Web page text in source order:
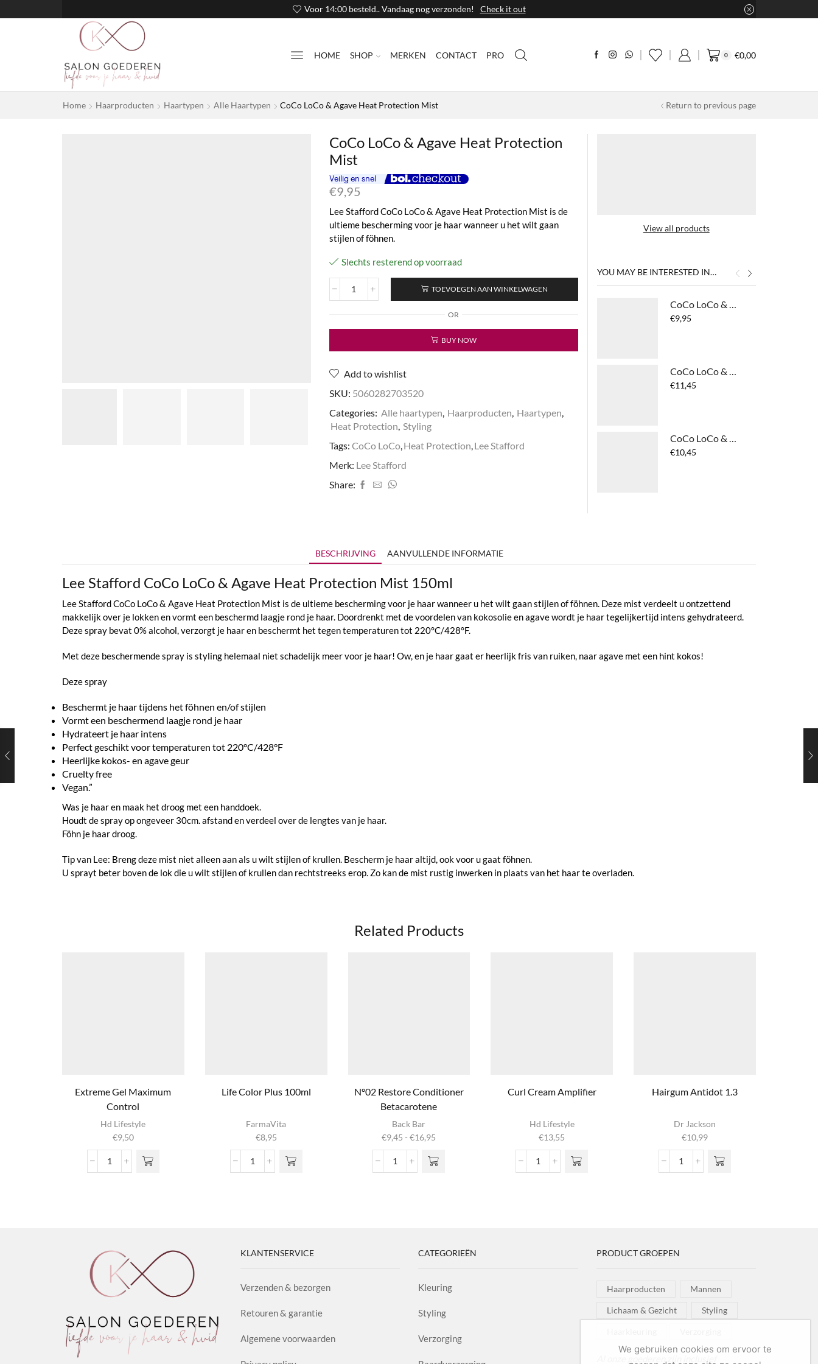
Voor 14:00 besteld.. Vandaag nog verzonden! Check it out
HOME SHOP MERKEN CONTACT PRO 0 €0,00
Home Haarproducten Haartypen Alle Haartypen CoCo LoCo & Agave Heat Protection Mist Return to previous page
CoCo LoCo & Agave Heat Protection
Mist
€9,95
Lee Stafford CoCo LoCo & Agave Heat Protection Mist is de
ultieme bescherming voor je haar wanneer u het wilt gaan
stijlen of föhnen.
Slechts resterend op voorraad
CoCo
Agave
Protection
aantal
TOEVOEGEN AAN WINKELWAGEN
OR
BUY NOW
Add to wishlist
SKU: 5060282703520
Categories: Alle haartypen, Haarproducten, Haartypen,
Heat Protection, Styling
Tags: CoCo LoCo,Heat Protection,Lee Stafford
Merk: Lee Stafford
Share:
View all products
YOU MAY BE INTERESTED IN…
€9,95
€11,45
€10,45
BESCHRIJVING AANVULLENDE INFORMATIE
Lee Stafford CoCo LoCo & Agave Heat Protection Mist 150ml
Lee Stafford CoCo LoCo & Agave Heat Protection Mist is de ultieme bescherming voor je haar wanneer u het wilt gaan stijlen of föhnen. Deze mist verdeelt u ontzettend
makkelijk over je lokken en vormt een beschermd laagje rond je haar. Doordrenkt met de voordelen van kokosolie en agave wordt je haar tegelijkertijd intens gehydrateerd.
Deze spray bevat 0% alcohol, verzorgt je haar en beschermt het tegen temperaturen tot 220°C/428°F.
Met deze beschermende spray is styling helemaal niet schadelijk meer voor je haar! Ow, en je haar gaat er heerlijk fris van ruiken, naar agave met een hint kokos!
Deze spray
Beschermt je haar tijdens het föhnen en/of stijlen
Vormt een beschermend laagje rond je haar
Hydrateert je haar intens
Perfect geschikt voor temperaturen tot 220°C/428°F
Heerlijke kokos- en agave geur
Cruelty free
Vegan.”
Was je haar en maak het droog met een handdoek.
Houdt de spray op ongeveer 30cm. afstand en verdeel over de lengtes van je haar.
Föhn je haar droog.
Tip van Lee: Breng deze mist niet alleen aan als u wilt stijlen of krullen. Bescherm je haar altijd, ook voor u gaat föhnen.
U sprayt beter boven de lok die u wilt stijlen of krullen dan rechtstreeks erop. Zo kan de mist rustig inwerken in plaats van het haar te overladen.
Related Products
Extreme Gel Maximum
Control
Hd Lifestyle
€9,50
Extreme
Life Color Plus 100ml
FarmaVita
€8,95
Life
heeft
meerdere
optie kan
Nº02 Restore Conditioner
Betacarotene
Back Bar
€9,45 - €16,95
tot
Nº02
heeft
meerdere
optie kan
Curl Cream Amplifier
Hd Lifestyle
€13,55
Curl
Hairgum Antidot 1.3
Dr Jackson
€10,99
Hairgum
KLANTENSERVICE
Verzenden & bezorgen
Retouren & garantie
Algemene voorwaarden
CATEGORIEËN
Kleuring
Styling
Verzorging
PRODUCT GROEPEN
Haarproducten Mannen
Lichaam & Gezicht Styling
We gebruiken cookies om ervoor te